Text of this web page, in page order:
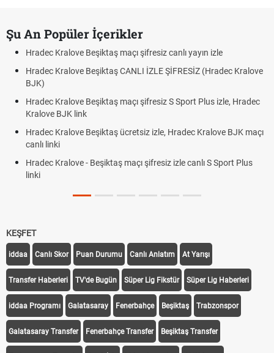
Şu An Popüler İçerikler
Hradec Kralove Beşiktaş maçı şifresiz canlı yayın izle
Hradec Kralove Beşiktaş CANLI İZLE ŞİFRESİZ (Hradec Kralove
BJK)
Hradec Kralove Beşiktaş maçı şifresiz S Sport Plus izle, Hradec
Kralove BJK link
Hradec Kralove Beşiktaş ücretsiz izle, Hradec Kralove BJK maçı
canlı linki
Hradec Kralove - Beşiktaş maçı şifresiz izle canlı S Sport Plus
linki
KEŞFET
iddaa Canlı Skor Puan Durumu Canlı Anlatım At Yarışı
Transfer Haberleri TV'de Bugün Süper Lig Fikstür Süper Lig Haberleri
iddaa Programı Galatasaray Fenerbahçe Beşiktaş Trabzonspor
Galatasaray Transfer Fenerbahçe Transfer Beşiktaş Transfer